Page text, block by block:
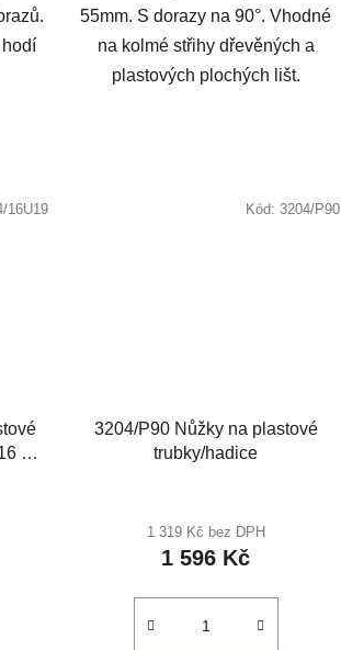
55mm. S dorazy na 90°. Vhodné
na kolmé střihy dřevěných a
plastových plochých lišt.
a
16U19
3204/P90 Nůžky na plastové
trubky/hadice
1 319 Kč bez DPH
1 596 Kč
Kód: 3204/P90